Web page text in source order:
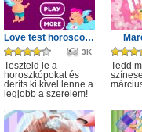
Love test horoscopes
3K
Teszteld le a
horoszkópokat és
deríts ki kivel lenne a
legjobb a szerelem!
Tedd